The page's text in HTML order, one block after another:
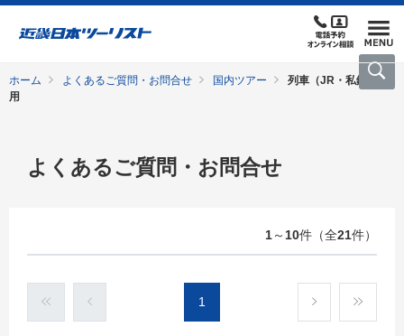
ホーム よくあるご質問・お問合せ 国内ツアー
列車（JR・私鉄）利
用
よくあるご質問・お問合せ
1～ 10件（全21件）
1